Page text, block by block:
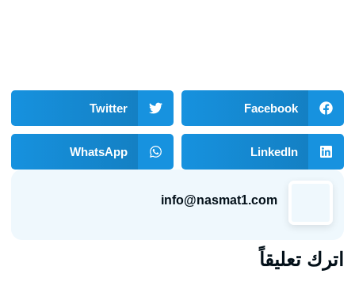
Facebook
Twitter
LinkedIn
WhatsApp
info@nasmat1.com
اترك تعليقاً